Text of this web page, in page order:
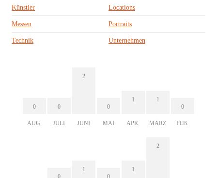
Künstler Locations
Messen Portraits
Technik Unternehmen
0
AUG.
0
JULI
2
JUNI
0
MAI
1
APR.
1
MÄRZ
0
FEB.
0
1
0
1
2